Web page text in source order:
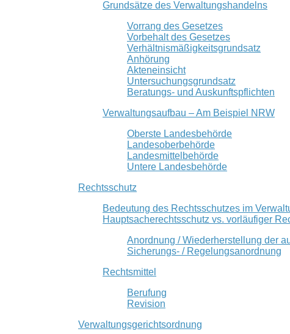
Grundsätze des Verwaltungshandelns
Vorrang des Gesetzes
Vorbehalt des Gesetzes
Verhältnismäßigkeitsgrundsatz
Anhörung
Akteneinsicht
Untersuchungsgrundsatz
Beratungs- und Auskunftspflichten
Verwaltungsaufbau – Am Beispiel NRW
Oberste Landesbehörde
Landesoberbehörde
Landesmittelbehörde
Untere Landesbehörde
Rechtsschutz
Bedeutung des Rechtsschutzes im
Hauptsacherechtsschutz vs. vorläufiger
Anordnung / Wiederherstellung der
Sicherungs- / Regelungsanordnung
Rechtsmittel
Berufung
Revision
Verwaltungsgerichtsordnung